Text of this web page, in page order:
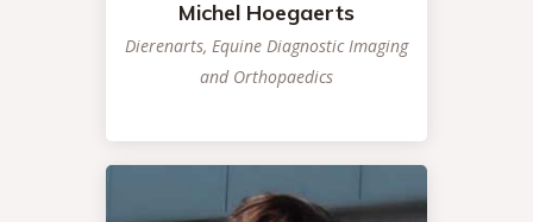
Michel Hoegaerts
Dierenarts, Equine Diagnostic Imaging
and Orthopaedics